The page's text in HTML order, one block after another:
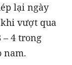
lại ngày
vượt qua
4 trong
nam.